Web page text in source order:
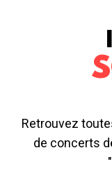
Retrouvez
de concerts